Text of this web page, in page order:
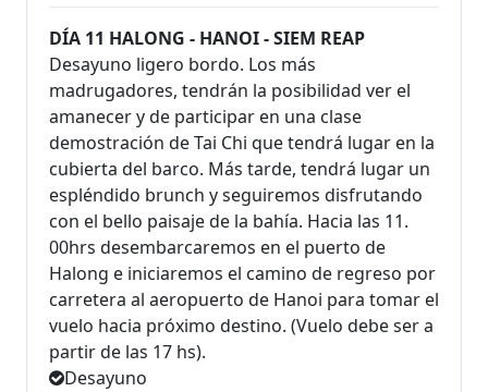
DÍA 11 HALONG - HANOI - SIEM REAP
Desayuno ligero bordo. Los más
madrugadores, tendrán la posibilidad ver el
amanecer y de participar en una clase
demostración de Tai Chi que tendrá lugar en la
cubierta del barco. Más tarde, tendrá lugar un
espléndido brunch y seguiremos disfrutando
con el bello paisaje de la bahía. Hacia las 11.
00hrs desembarcaremos en el puerto de
Halong e iniciaremos el camino de regreso por
carretera al aeropuerto de Hanoi para tomar el
vuelo hacia próximo destino. (Vuelo debe ser a
partir de las 17 hs).
Desayuno